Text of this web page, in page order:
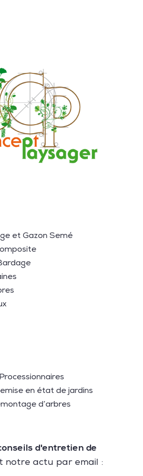
et Gazon Semé
en état de jardins
d’arbres
d'entretien de
notre actu par email :